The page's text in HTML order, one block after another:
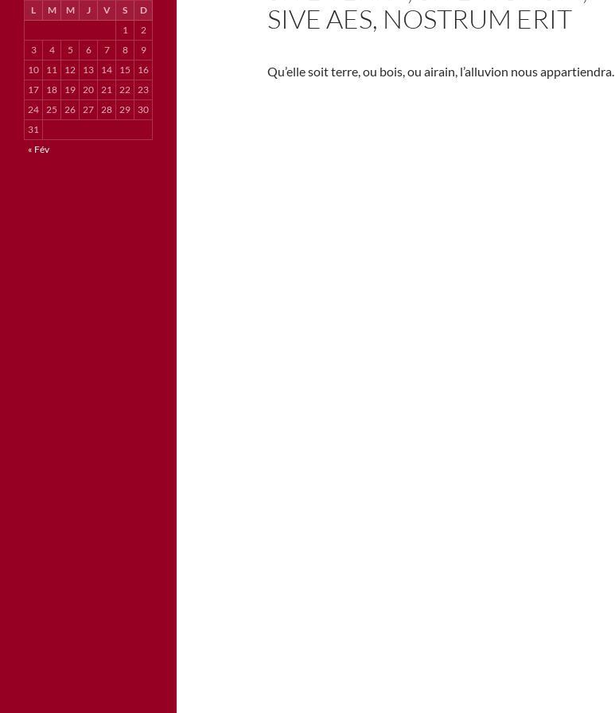
SIVE AES, NOSTRUM ERIT
Qu’elle soit terre, ou bois, ou airain, l’alluvion nous appartiendra.
L M M J V S
D
1
2
3
4 5 6 7 8
9
10
11 12 13 14 15
16
17
18 19 20 21 22 23
24 25 26 27 28 29
30
31
« Fév